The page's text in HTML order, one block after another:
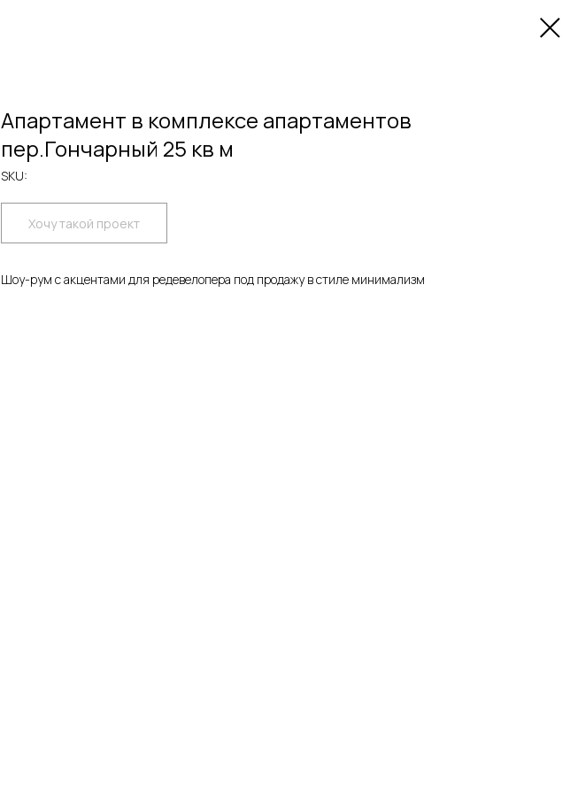
Апартамент в комплексе апартаментов
пер.Гончарный 25 кв м
SKU:
Хочу такой проект
Шоу-рум с акцентами для редевелопера под продажу в стиле минимализм